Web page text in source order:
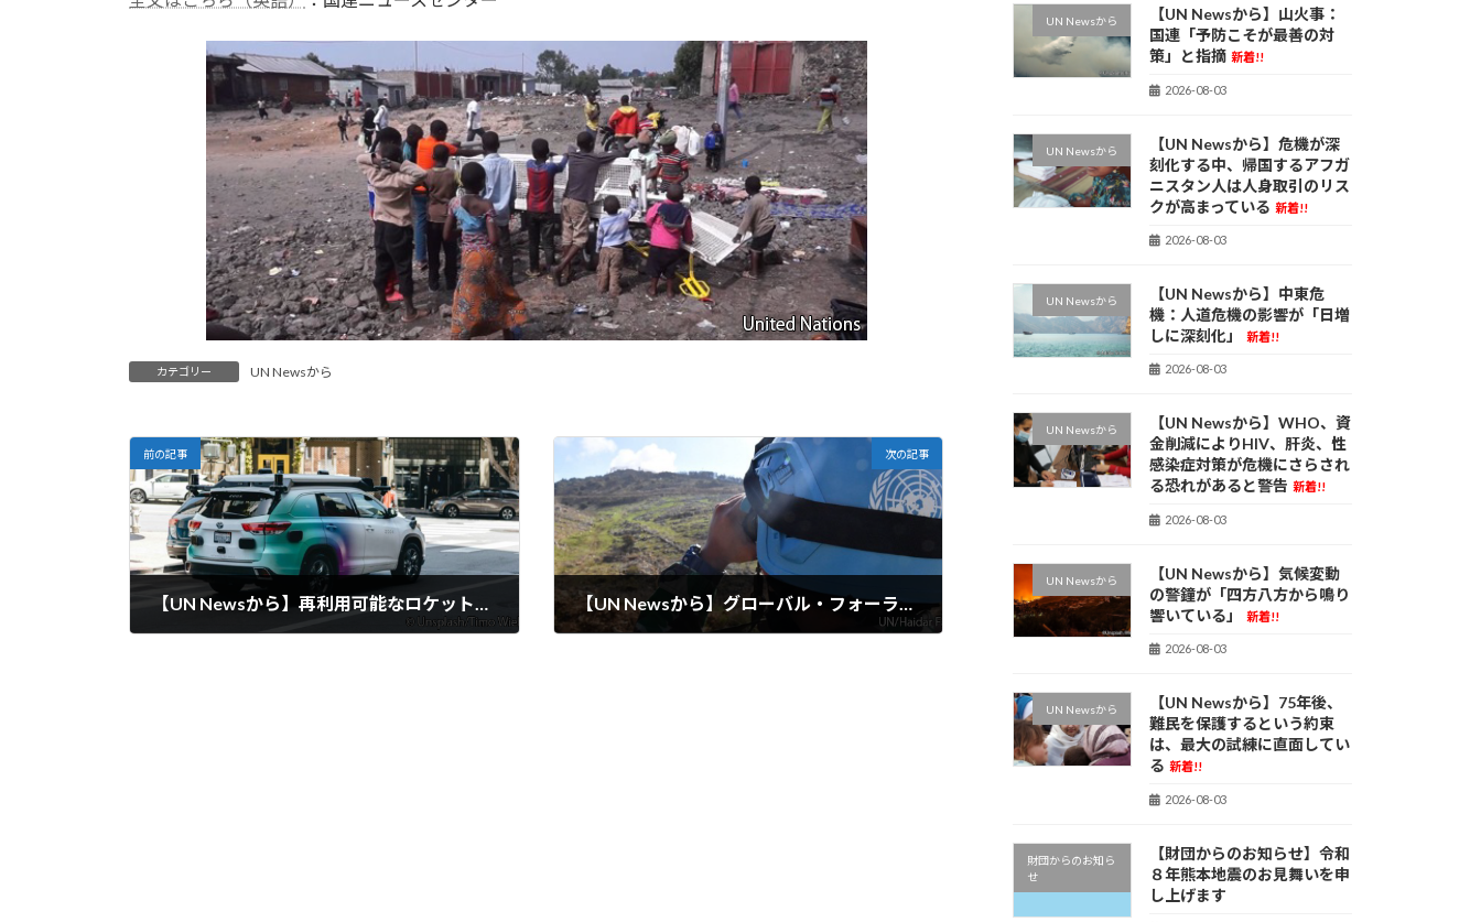
カテゴリー UN Newsから
前の記事
【UN Newsから】再利用可能なロケット、空飛ぶタクシー、「自律走行する自動車」が未来だ： 世界知的所有権機関（WIPO）
次の記事
【UN Newsから】グローバル・フォーラム、21世紀の国連平和維持活動に向けた斬新なアイデアを提案
UN Newsから
【UN Newsから】山火事：
国連「予防こそが最善の対
策」と指摘 新着!!
2026-08-03
UN Newsから
【UN Newsから】危機が深
刻化する中、帰国するアフガ
ニスタン人は人身取引のリス
クが高まっている 新着!!
2026-08-03
UN Newsから
【UN Newsから】中東危
機：人道危機の影響が「日増
しに深刻化」
新着!!
2026-08-03
UN Newsから
【UN Newsから】WHO、資
金削減によりHIV、肝炎、性
感染症対策が危機にさらされ
る恐れがあると警告 新着!!
2026-08-03
UN Newsから
【UN Newsから】気候変動
の警鐘が「四方八方から鳴り
響いている」
新着!!
2026-08-03
UN Newsから
【UN Newsから】75年後、
難民を保護するという約束
は、最大の試練に直面してい
る 新着!!
2026-08-03
財団からのお知ら
せ
【財団からのお知らせ】令和
８年熊本地震のお見舞いを申
し上げます